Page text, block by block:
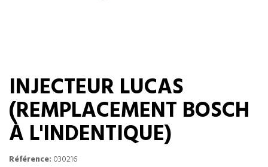
INJECTEUR LUCAS
(REMPLACEMENT BOSCH
À L'INDENTIQUE)
Référence: 030216